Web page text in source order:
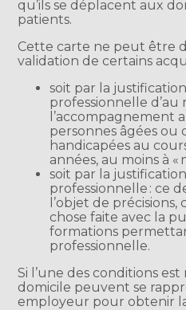
qu’ils se déplacent aux
patients.
Cette carte ne peut être
validation de certains
soit par la
professionnelle d’au
l’accompagnement
personnes âgées ou
handicapées au
années, au moins à «
soit par la
professionnelle : ce
l’objet de
chose faite avec la
formations
professionnelle.
Si l’une des conditions est
domicile peuvent se
employeur pour obtenir